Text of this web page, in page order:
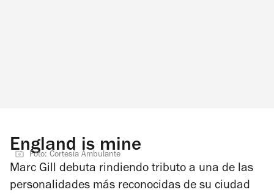
England is mine
Foto: Cortesía Ambulante
Marc Gill debuta rindiendo tributo a una de las
personalidades más reconocidas de su ciudad